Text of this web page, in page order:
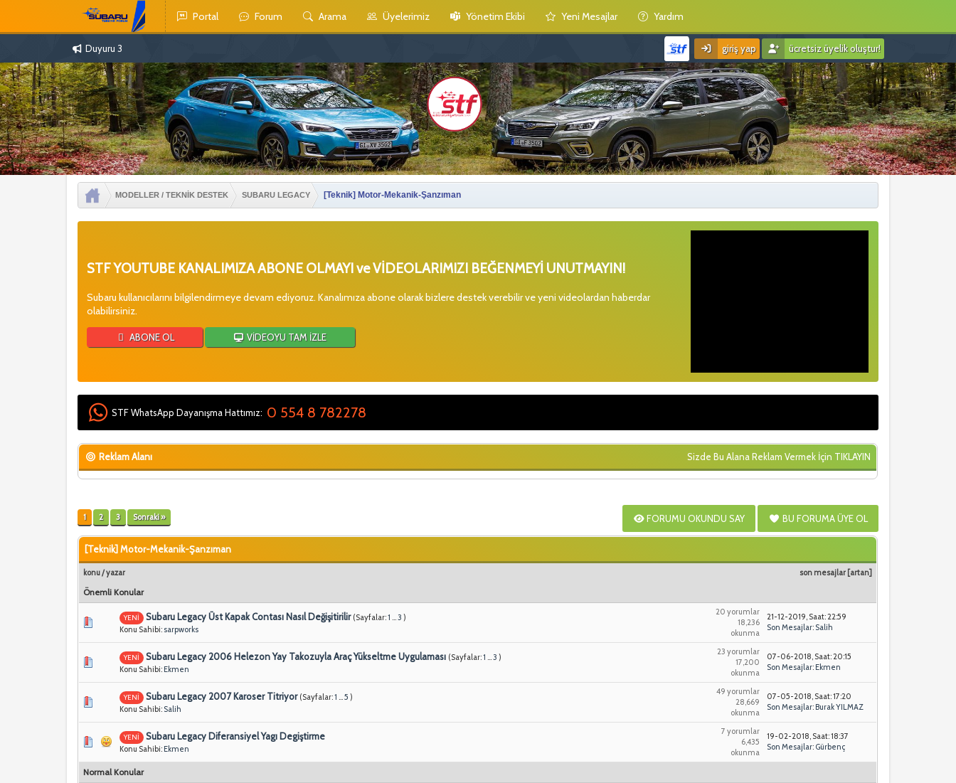
Portal Forum Arama Üyelerimiz Yönetim Ekibi Yeni Mesajlar Yardım
Duyuru 3 giriş yap ücretsiz üyelik oluştur!
MODELLER / TEKNİK DESTEK SUBARU LEGACY [Teknik] Motor-Mekanik-Şanzıman
STF YOUTUBE KANALIMIZA ABONE OLMAYI ve VİDEOLARIMIZI BEĞENMEYİ UNUTMAYIN!
Subaru kullanıcılarını bilgilendirmeye devam ediyoruz. Kanalımıza abone olarak bizlere destek verebilir ve yeni videolardan haberdar
olabilirsiniz.
ABONE OL VİDEOYU TAM İZLE
STF WhatsApp Dayanışma Hattımız: 0 554 8 782278
Reklam Alanı Sizde Bu Alana Reklam Vermek İçin TIKLAYIN
1 2 3 Sonraki » FORUMU OKUNDU SAY BU FORUMA ÜYE OL
[Teknik] Motor-Mekanik-Şanzıman
konu/yazar son mesajlar [artan]
Önemli Konular
YENİ Subaru Legacy Üst Kapak Contası Nasıl Değişitirilir (Sayfalar:1 ...3 )
Konu Sahibi: sarpworks
20 yorumlar
18,236
okunma
21-12-2019, Saat: 22:59
Son Mesajlar: Salih
YENİ Subaru Legacy 2006 Helezon Yay Takozuyla Araç Yükseltme Uygulaması (Sayfalar:1 ...3 )
Konu Sahibi: Ekmen
23 yorumlar
17,200
okunma
07-06-2018, Saat: 20:15
Son Mesajlar: Ekmen
YENİ Subaru Legacy 2007 Karoser Titriyor (Sayfalar:1 ...5 )
Konu Sahibi: Salih
49 yorumlar
28,669
okunma
07-05-2018, Saat: 17:20
Son Mesajlar: Burak YILMAZ
YENİ Subaru Legacy Diferansiyel Yagı Degiştirme
Konu Sahibi: Ekmen
7 yorumlar
6,435
okunma
19-02-2018, Saat: 18:37
Son Mesajlar: Gürbenç
Normal Konular